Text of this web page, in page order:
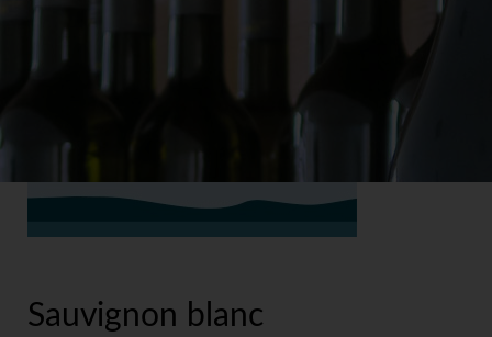
Sauvignon blanc